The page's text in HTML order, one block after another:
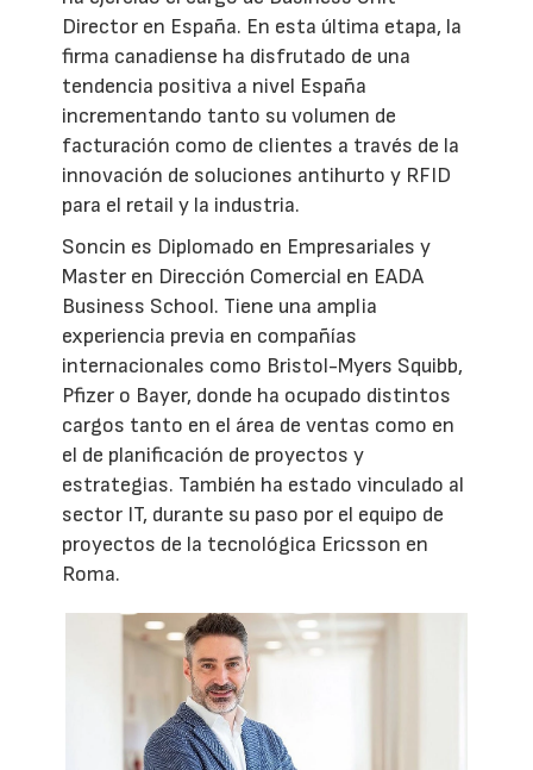
Director en España. En esta última etapa, la
firma canadiense ha disfrutado de una
tendencia positiva a nivel España
incrementando tanto su volumen de
facturación como de clientes a través de la
innovación de soluciones antihurto y RFID
para el retail y la industria.
Soncin es Diplomado en Empresariales y
Master en Dirección Comercial en EADA
Business School. Tiene una amplia
experiencia previa en compañías
internacionales como Bristol-Myers Squibb,
Pfizer o Bayer, donde ha ocupado distintos
cargos tanto en el área de ventas como en
el de planificación de proyectos y
estrategias. También ha estado vinculado al
sector IT, durante su paso por el equipo de
proyectos de la tecnológica Ericsson en
Roma.